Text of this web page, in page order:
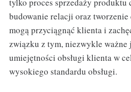
budowanie relacji oraz
mogą przyciągnąć klienta i
związku z tym, niezwykle ważne
umiejętności obsługi klienta w
wysokiego standardu obsługi.